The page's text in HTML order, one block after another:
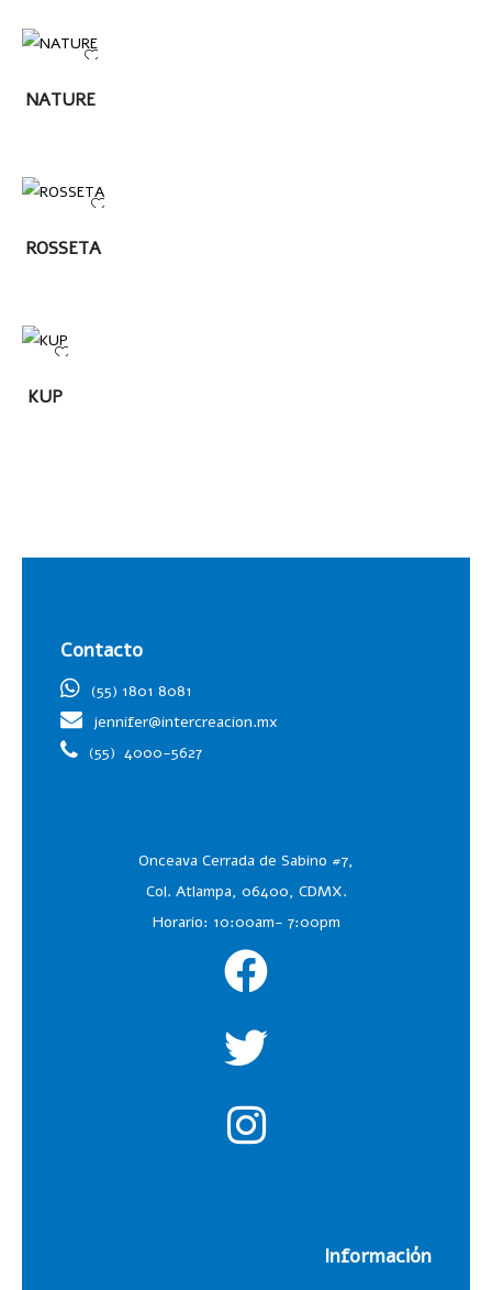
MÁS
NATURE
LEER MÁS
ROSSETA
MÁS
KUP
Contacto
(55) 1801 8081
jennifer@intercreacion.mx
(55) 4000-5627
Onceava Cerrada de Sabino #7,
Col. Atlampa, 06400, CDMX.
Horario: 10:00am- 7:00pm
Información